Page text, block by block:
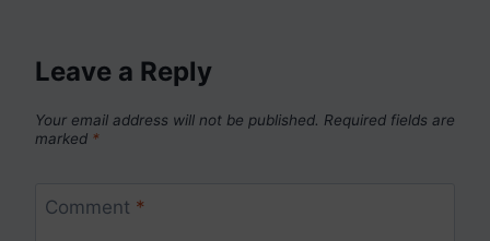
Leave a Reply
Your email address will not be published. Required fields are
marked *
Comment *